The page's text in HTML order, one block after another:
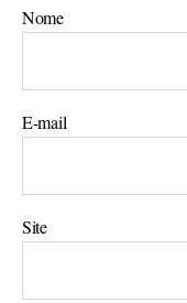
Nome
E-mail
Site